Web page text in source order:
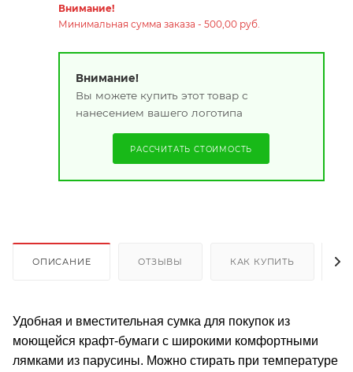
Внимание!
Минимальная сумма заказа - 500,00 руб.
Внимание!
Вы можете купить этот товар с
нанесением вашего логотипа
РАССЧИТАТЬ СТОИМОСТЬ
ОПИСАНИЕ ОТЗЫВЫ КАК КУПИТЬ
Удобная и вместительная сумка для покупок из
моющейся крафт-бумаги с широкими комфортными
лямками из парусины. Можно стирать при температуре